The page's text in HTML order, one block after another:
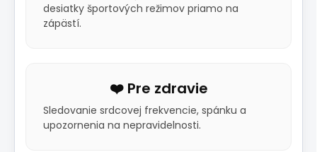
desiatky športových režimov priamo na
zápästí.
❤️ Pre zdravie
Sledovanie srdcovej frekvencie, spánku a
upozornenia na nepravidelnosti.